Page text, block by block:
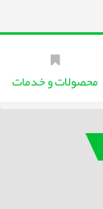
محصولات و خدمات